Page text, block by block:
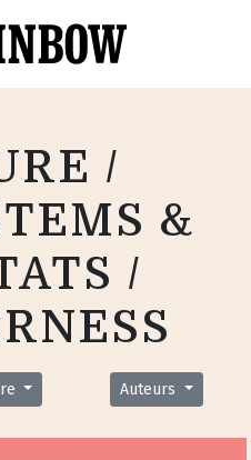
/
&
/
Auteurs